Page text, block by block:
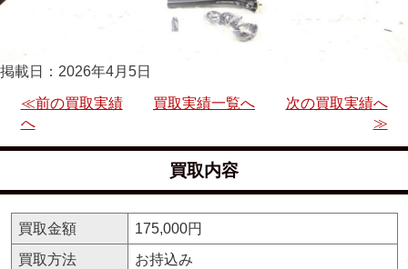
掲載日：2026年4月5日
≪前の買取実績
へ
買取実績一覧へ
次の買取実績へ
≫
買取内容
買取金額
175,000円
買取方法
お持込み